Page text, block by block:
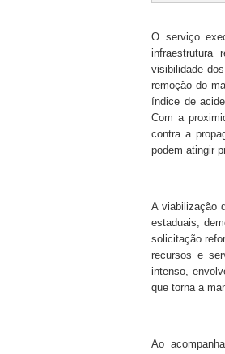
O serviço
infraestrutura
visibilidade
remoção do
índice de
Com a
contra a
podem atingir
A viabilização
estaduais,
solicitação
recursos e
intenso,
que torna a
Ao